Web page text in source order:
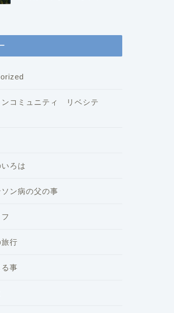
ンコミュニティ リベシテ
ろは
ン病の父の事
行
事